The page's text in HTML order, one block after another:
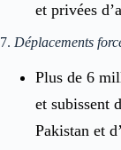
et privées
7. Déplacements
Plus de 6
et subissent
Pakistan et